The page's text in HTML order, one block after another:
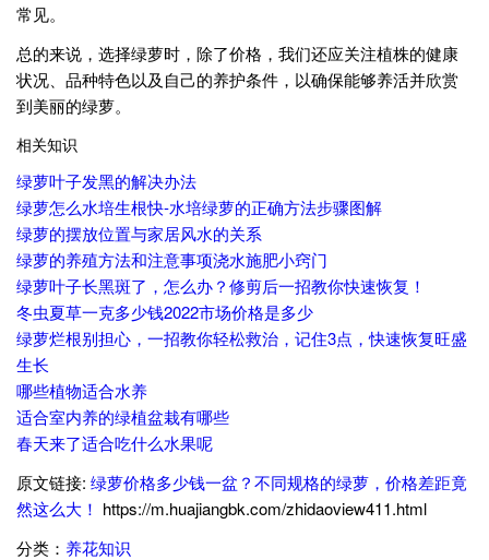
常见。
总的来说，选择绿萝时，除了价格，我们还应关注植株的健康
状况、品种特色以及自己的养护条件，以确保能够养活并欣赏
到美丽的绿萝。
相关知识
绿萝叶子发黑的解决办法
绿萝怎么水培生根快-水培绿萝的正确方法步骤图解
绿萝的摆放位置与家居风水的关系
绿萝的养殖方法和注意事项浇水施肥小窍门
绿萝叶子长黑斑了，怎么办？修剪后一招教你快速恢复！
冬虫夏草一克多少钱2022市场价格是多少
绿萝烂根别担心，一招教你轻松救治，记住3点，快速恢复旺盛
生长
哪些植物适合水养
适合室内养的绿植盆栽有哪些
春天来了适合吃什么水果呢
原文链接: 绿萝价格多少钱一盆？不同规格的绿萝，价格差距竟
然这么大！ https://m.huajiangbk.com/zhidaoview411.html
分类： 养花知识